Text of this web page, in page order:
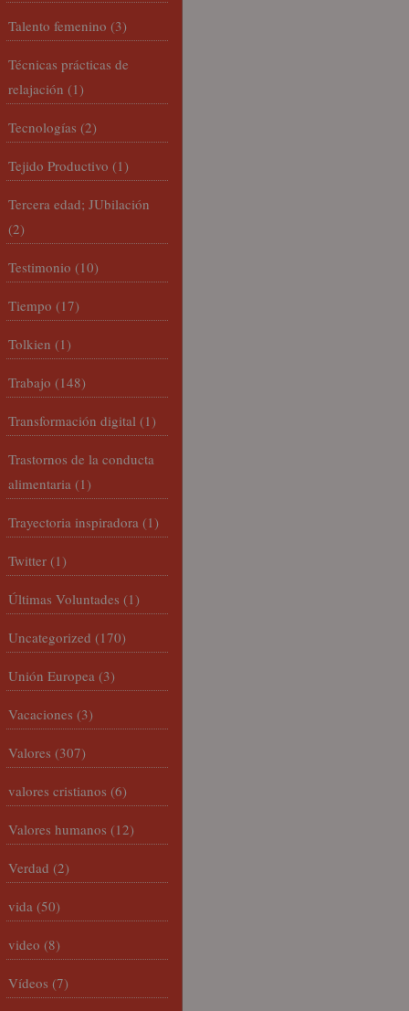
Talento femenino (3)
Técnicas prácticas de
relajación (1)
Tecnologías (2)
Tejido Productivo (1)
Tercera edad; JUbilación
(2)
Testimonio (10)
Tiempo (17)
Tolkien (1)
Trabajo (148)
Transformación digital (1)
Trastornos de la conducta
alimentaria (1)
Trayectoria inspiradora (1)
Twitter (1)
Últimas Voluntades (1)
Uncategorized (170)
Unión Europea (3)
Vacaciones (3)
Valores (307)
valores cristianos (6)
Valores humanos (12)
Verdad (2)
vida (50)
video (8)
Vídeos (7)